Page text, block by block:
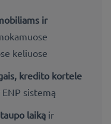
ir
keliuose
kredito kortele
sistemą
taupo laiką ir